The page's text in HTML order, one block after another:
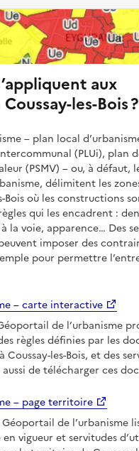
aux
les-Bois ?
– plan local
(PLUi), plan
(PSMV) – ou, à défaut,
délimitent les
où les constructions
qui les encadrent :
la voie, apparence… Des
imposer des
pour permettre
– carte interactive
de l’urbanisme
règles définies par les
Coussay-les-Bois, et des
de télécharger ces
– page territoire
de l’urbanisme
vigueur et servitudes